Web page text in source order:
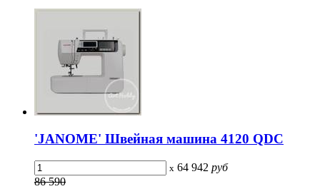
'JANOME' Швейная машина 4120 QDC
x 64 942 руб
86 590